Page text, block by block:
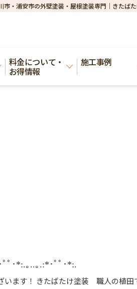
市・浦安市の外壁塗装・屋根塗装専門｜きたば
料金について・
お得情報
施工事例
ﾟ･*:.｡..｡.:*･ﾟﾟ･*:.
ます！ きたばたけ塗装 職人の植田